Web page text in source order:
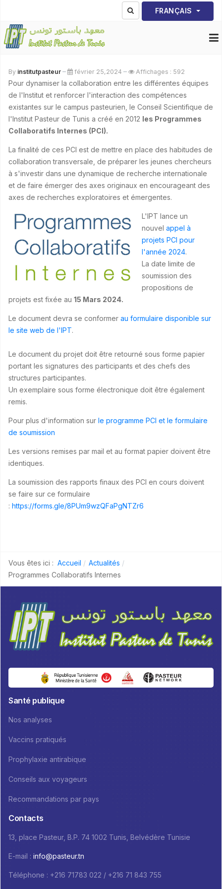
Sélectionnez votre
FRANÇAIS
By institutpasteur février 25,2024 Affichages : 592
Pour dynamiser la collaboration entre les différentes équipes
de l'Institut et renforcer l'interaction des compétences
existantes sur le campus pasteurien, le Conseil Scientifique de
l'Institut Pasteur de Tunis a créé en 2012 les Programmes
Collaboratifs Internes (PCI).
La finalité de ces PCI est de mettre en place des habitudes de
collaboration transversale, de préparer les jeunes chercheurs
à s'investir dans une dynamique de recherche internationale
et de faire émerger des axes originaux en encourageant des
axes de recherches exploratoires et émergentes.
L'IPT lance un
nouvel appel à
projets PCI pour
l'année 2024.
La date limite de
soumission des
propositions de
projets est fixée au 15 Mars 2024.
Le document devra se conformer au formulaire disponible sur
le site web de l'IPT.
Le document du projet doit être retourné sous forme papier
portant les signatures des participants et des chefs des
structures participantes.
Un exemplaire sous forme électronique doit être également
remis.
Pour plus d'information sur le programme PCI et le formulaire
de soumission
Les versions remises par mail et au format papier doivent être
identiques.
La soumission des rapports finaux des PCI en cours doivent
se faire sur ce formulaire
: https://forms.gle/8PUm9wzQFaPgNTZr6
Vous êtes ici : Accueil
Actualités
Programmes Collaboratifs Internes
Santé publique
Nos analyses
Vaccins pratiqués
Prophylaxie antirabique
Conseils aux voyageurs
Recommandations par pays
Contacts
13, place Pasteur, B.P. 74 1002 Tunis, Belvédère Tunisie
E-mail : info@pasteur.tn
Téléphone : +216 71783 022 / +216 71 843 755